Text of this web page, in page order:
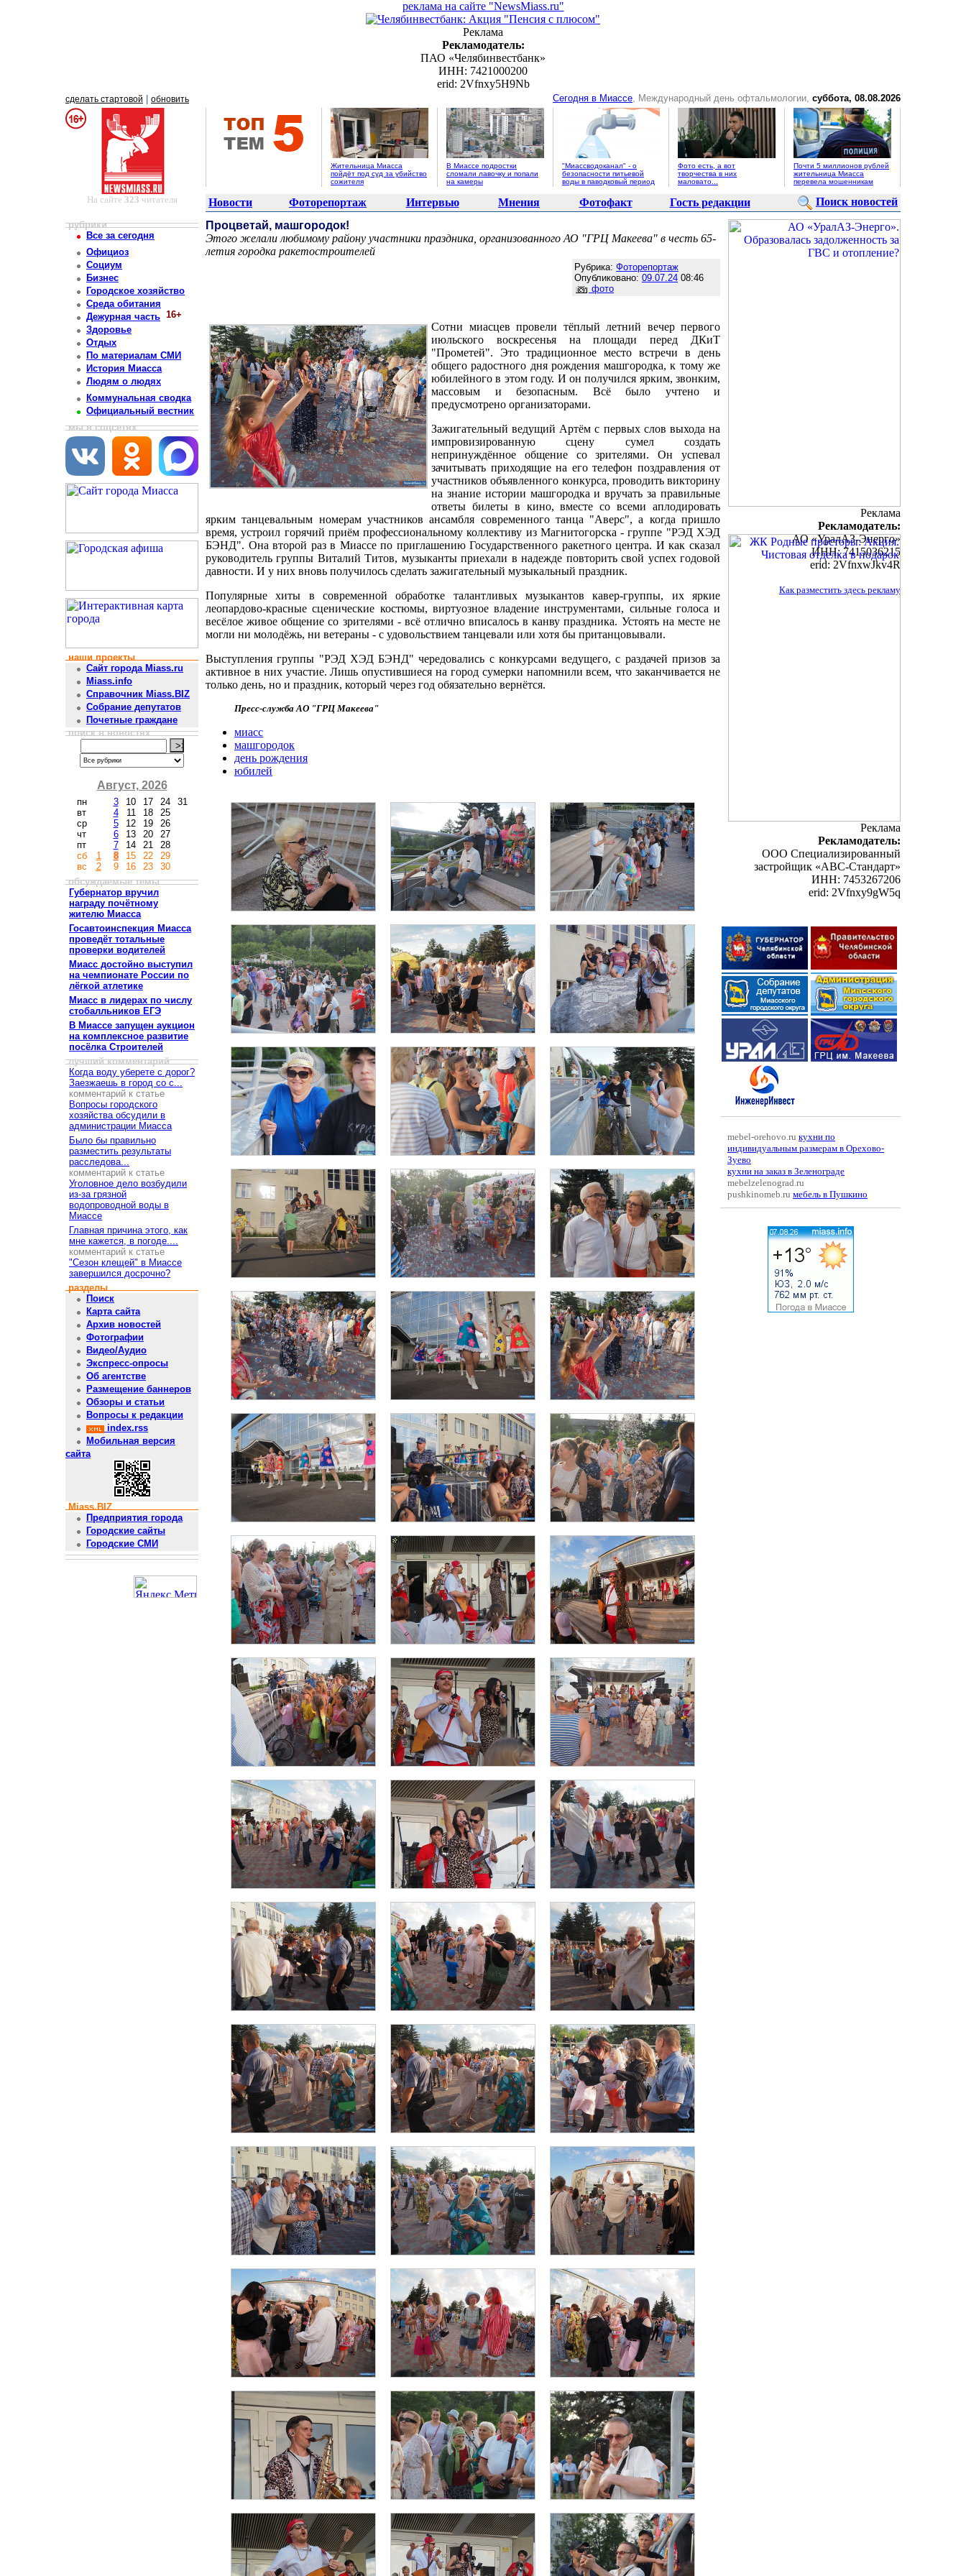
реклама на сайте "NewsMiass.ru"
Реклама
Рекламодатель:
ПАО «Челябинвестбанк»
ИНН: 7421000200
erid: 2Vfnxy5H9Nb
сделать стартовой обновить Сегодня в Миассе, Международный день офтальмологии, суббота, 08.08.2026
Жительница Миасса
пойдёт под суд за убийство
сожителя
В Миассе подростки
сломали лавочку и попали
на камеры
"Миассводоканал" - о
безопасности питьевой
воды в паводковый период
Фото есть, а вот
творчества в них
маловато...
Почти 5 миллионов рублей
жительница Миасса
перевела мошенникам
На сайте 323 читателя Новости Фоторепортаж Интервью Мнения Фотофакт Гость редакции Поиск новостей
рубрики
Все за сегодня
Официоз
Социум
Бизнес
Городское хозяйство
Среда обитания
Дежурная часть 16+
Здоровье
Отдых
По материалам СМИ
История Миасса
Людям о людях
Коммунальная сводка
Официальный вестник
мы в соцсетях
наши проекты
Сайт города Miass.ru
Miass.info
Справочник Miass.BIZ
Собрание депутатов
Почетные граждане
поиск в новостях
Август, 2026
пн
вт
ср
чт
пт
сб
вс
1
2
3
4
5
6
7
8
9
10
11
12
13
14
15
16
17
18
19
20
21
22
23
24
25
26
27
28
29
30
31
обсуждаемые темы
Губернатор вручил
награду почётному
жителю Миасса
Госавтоинспекция Миасса
проведёт тотальные
проверки водителей
Миасс достойно выступил
на чемпионате России по
лёгкой атлетике
Миасс в лидерах по числу
стобалльников ЕГЭ
В Миассе запущен аукцион
на комплексное развитие
посёлка Строителей
лучший комментарий
Когда воду уберете с дорог?
Заезжаешь в город со с...
комментарий к статье
Вопросы городского
хозяйства обсудили в
администрации Миасса
Было бы правильно
разместить результаты
расследова...
комментарий к статье
Уголовное дело возбудили
из-за грязной
водопроводной воды в
Миассе
Главная причина этого, как
мне кажется, в погоде....
комментарий к статье
"Сезон клещей" в Миассе
завершился досрочно?
разделы
Поиск
Карта сайта
Архив новостей
Фотографии
Видео/Аудио
Экспресс-опросы
Об агентстве
Размещение баннеров
Обзоры и статьи
Вопросы к редакции
index.rss
Мобильная версия
сайта
Miass.BIZ
Предприятия города
Городские сайты
Городские СМИ
Процветай, машгородок!
Этого желали любимому району участники праздника, организованного АО "ГРЦ Макеева" в честь 65-
летия городка ракетостроителей
Рубрика: Фоторепортаж
Опубликовано: 09.07.24 08:46
фото
Сотни миасцев провели тёплый летний вечер первого
июльского воскресенья на площади перед ДКиТ
"Прометей". Это традиционное место встречи в день
общего радостного дня рождения машгородка, к тому же
юбилейного в этом году. И он получился ярким, звонким,
массовым и безопасным. Всё было учтено и
предусмотрено организаторами.
Зажигательный ведущий Артём с первых слов выхода на
импровизированную сцену сумел создать
непринуждённое общение со зрителями. Он успевал
зачитывать приходящие на его телефон поздравления от
участников объявленного конкурса, проводить викторину
на знание истории машгородка и вручать за правильные
ответы билеты в кино, вместе со всеми аплодировать
ярким танцевальным номерам участников ансамбля современного танца "Аверс", а когда пришло
время, устроил горячий приём профессиональному коллективу из Магнитогорска - группе "РЭД ХЭД
БЭНД". Она второй раз в Миассе по приглашению Государственного ракетного центра. И как сказал
руководитель группы Виталий Титов, музыканты приехали в надежде повторить свой успех годовой
давности. И у них вновь получилось сделать зажигательный музыкальный праздник.
Популярные хиты в современной обработке талантливых музыкантов кавер-группы, их яркие
леопардово-красные сценические костюмы, виртуозное владение инструментами, сильные голоса и
весёлое живое общение со зрителями - всё отлично вписалось в канву праздника. Устоять на месте не
могли ни молодёжь, ни ветераны - с удовольствием танцевали или хотя бы пританцовывали.
Выступления группы "РЭД ХЭД БЭНД" чередовались с конкурсами ведущего, с раздачей призов за
активное в них участие. Лишь опустившиеся на город сумерки напомнили всем, что заканчивается не
только день, но и праздник, который через год обязательно вернётся.
Пресс-служба АО "ГРЦ Макеева"
миасс
машгородок
день рождения
юбилей
Реклама
Рекламодатель:
АО «УралАЗ-Энерго»
ИНН: 7415036215
erid: 2VfnxwJkv4R
Как разместить здесь рекламу
Реклама
Рекламодатель:
ООО Специализированный
застройщик «АВС-Стандарт»
ИНН: 7453267206
erid: 2Vfnxy9gW5q
mebel-orehovo.ru кухни по
индивидуальным размерам в Орехово-
Зуево
кухни на заказ в Зеленограде
mebelzelenograd.ru
pushkinomeb.ru мебель в Пушкино